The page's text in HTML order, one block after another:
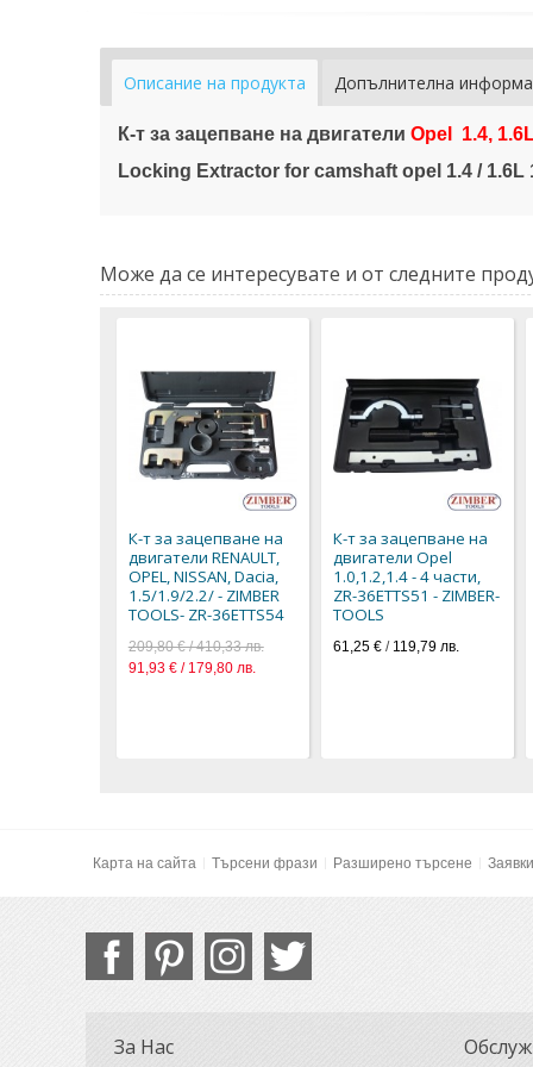
Описание на продукта Допълнителна
К-т за зацепване на двигатели Opel
1.4,
Locking Extractor for camshaft opel 1.4 / 1.6L
Може да се интересувате и от следните
К-т за зацепване на
двигатели RENAULT,
OPEL, NISSAN, Dacia,
1.5/1.9/2.2/ - ZIMBER
TOOLS- ZR-36ETTS54
209,80 € / 410,33 лв.
91,93 € / 179,80 лв.
К-т за зацепване на
двигатели Opel
1.0,1.2,1.4 - 4 части,
ZR-36ETTS51 - ZIMBER-
TOOLS
61,25 €/ 119,79 лв.
Карта на сайта Търсени фрази Разширено търсене
За Нас